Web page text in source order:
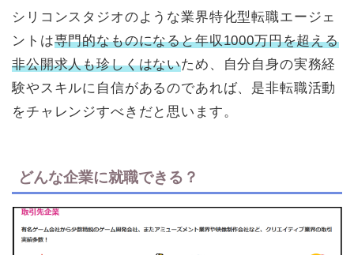
シリコンスタジオのような業界特化型転職エージェ
ントは専門的なものになると年収1000万円を超える
非公開求人も珍しくはないため、自分自身の実務経
験やスキルに自信があるのであれば、是非転職活動
をチャレンジすべきだと思います。
どんな企業に就職できる？